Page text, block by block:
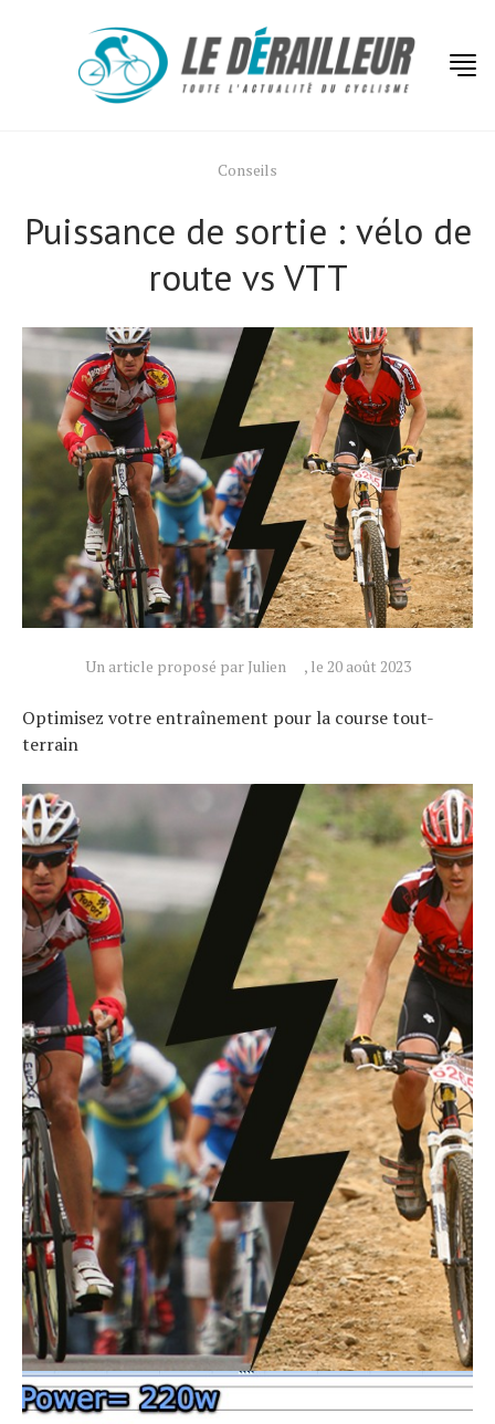
Conseils
Puissance de sortie : vélo de
route vs VTT
Un article proposé par Julien , le 20 août 2023
Optimisez votre entraînement pour la course tout-
terrain